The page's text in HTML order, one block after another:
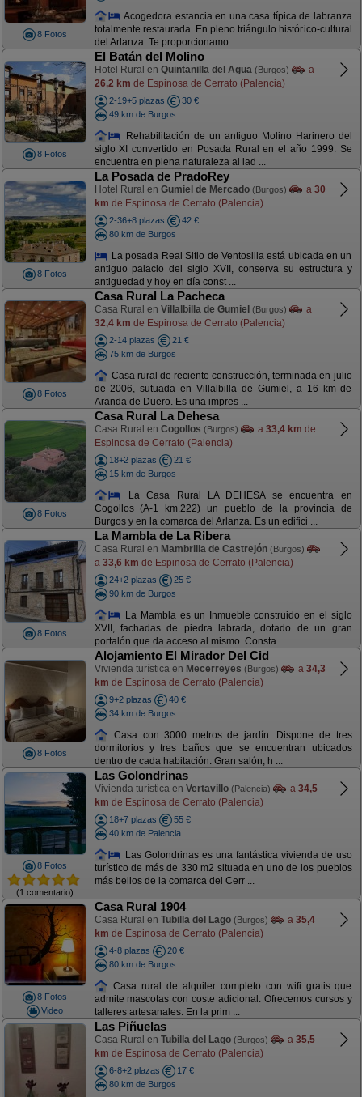
8 Fotos
Acogedora estancia en una casa típica de labranza
totalmente restaurada. En pleno triángulo histórico-cultural
del Arlanza. Te proporcionamo ...
8 Fotos
El Batán del Molino
Hotel Rural en Quintanilla del Agua (Burgos)
a
26,2 km de Espinosa de Cerrato (Palencia)
2-19+5 plazas
30 €
49 km de Burgos
Rehabilitación de un antiguo Molino Harinero del
siglo XI convertido en Posada Rural en el año 1999. Se
encuentra en plena naturaleza al lad ...
8 Fotos
La Posada de PradoRey
Hotel Rural en Gumiel de Mercado (Burgos) a 30
km de Espinosa de Cerrato (Palencia)
2-36+8 plazas
42 €
80 km de Burgos
La posada Real Sitio de Ventosilla está ubicada en un
antiguo palacio del siglo XVII, conserva su estructura y
antiguedad y hoy en día const ...
8 Fotos
Casa Rural La Pacheca
Casa Rural en Villalbilla de Gumiel (Burgos)
a
32,4 km de Espinosa de Cerrato (Palencia)
2-14 plazas
21 €
75 km de Burgos
Casa rural de reciente construcción, terminada en julio
de 2006, sutuada en Villalbilla de Gumiel, a 16 km de
Aranda de Duero. Es una impres ...
8 Fotos
Casa Rural La Dehesa
Casa Rural en Cogollos (Burgos) a 33,4 km de
Espinosa de Cerrato (Palencia)
18+2 plazas
21 €
15 km de Burgos
La Casa Rural LA DEHESA se encuentra en
Cogollos (A-1 km.222) un pueblo de la provincia de
Burgos y en la comarca del Arlanza. Es un edifici ...
8 Fotos
La Mambla de La Ribera
Casa Rural en Mambrilla de Castrejón (Burgos)
a 33,6 km de Espinosa de Cerrato (Palencia)
24+2 plazas
25 €
90 km de Burgos
La Mambla es un Inmueble construido en el siglo
XVII, fachadas de piedra labrada, dotado de un gran
portalón que da acceso al mismo. Consta ...
8 Fotos
Alojamiento El Mirador Del Cid
Vivienda turística en Mecerreyes (Burgos) a 34,3
km de Espinosa de Cerrato (Palencia)
9+2 plazas
40 €
34 km de Burgos
Casa con 3000 metros de jardín. Dispone de tres
dormitorios y tres baños que se encuentran ubicados
dentro de cada habitación. Gran salón, h ...
8 Fotos
(1 comentario)
Las Golondrinas
Vivienda turística en Vertavillo (Palencia) a 34,5
km de Espinosa de Cerrato (Palencia)
18+7 plazas
55 €
40 km de Palencia
Las Golondrinas es una fantástica vivienda de uso
turístico de más de 330 m2 situada en uno de los pueblos
más bellos de la comarca del Cerr ...
8 Fotos
Video
Casa Rural 1904
Casa Rural en Tubilla del Lago (Burgos) a 35,4
km de Espinosa de Cerrato (Palencia)
4-8 plazas
20 €
80 km de Burgos
Casa rural de alquiler completo con wifi gratis que
admite mascotas con coste adicional. Ofrecemos cursos y
talleres artesanales. En la prim ...
Las Piñuelas
Casa Rural en Tubilla del Lago (Burgos) a 35,5
km de Espinosa de Cerrato (Palencia)
6-8+2 plazas
17 €
80 km de Burgos